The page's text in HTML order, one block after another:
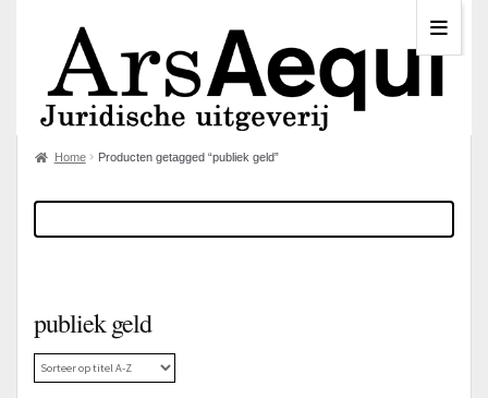
Home Producten getagged “publiek geld”
publiek geld